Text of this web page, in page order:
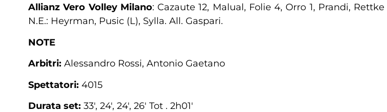
Allianz Vero Volley Milano: Cazaute 12, Malual, Folie 4, Orro 1, Prandi,
N.E.: Heyrman, Pusic (L), Sylla. All. Gaspari.
NOTE
Arbitri: Alessandro Rossi, Antonio Gaetano
Spettatori: 4015
Durata set: 33′, 24′, 24′, 26′ Tot . 2h01′